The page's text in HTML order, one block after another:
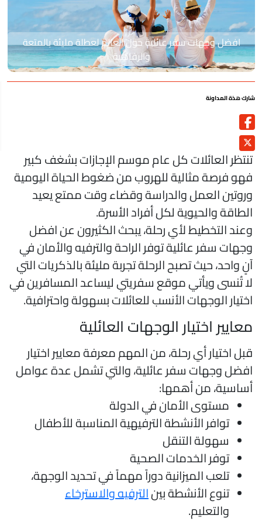
افضل وجهات سفر عائلية حول العالم لعطلة مليئة بالمتعة
والرفاهية
هذة المداونة
العائلات كل عام موسم الإجازات بشغف كبير
فرصة مثالية للهروب من ضغوط الحياة اليومية
العمل والدراسة وقضاء وقت ممتع يعيد
والحيوية لكل أفراد الأسرة.
التخطيط لأي رحلة، يبحث الكثيرون عن افضل
سفر عائلية توفر الراحة والترفيه والأمان في
واحد، حيث تصبح الرحلة تجربة مليئة بالذكريات التي
تُنسى ويأتي موقع سفريتي ليساعد المسافرين في
الوجهات الأنسب للعائلات بسهولة واحترافية.
اختيار الوجهات العائلية
اختيار أي رحلة، من المهم معرفة معايير اختيار
وجهات سفر عائلية، والتي تشمل عدة عوامل
من أهمها:
مستوى الأمان في الدولة
توافر الأنشطة الترفيهية المناسبة للأطفال
سهولة التنقل
توفر الخدمات الصحية
تلعب الميزانية دوراً مهماً في تحديد الوجهة،
تنوع الأنشطة بينالترفيه والاسترخاء
والتعليم.